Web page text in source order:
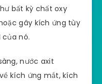
bất kỳ chất oxy
gây kích ứng tùy
nó.
nước axit
kích ứng mắt, kích